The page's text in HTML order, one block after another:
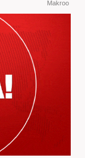
Makroo